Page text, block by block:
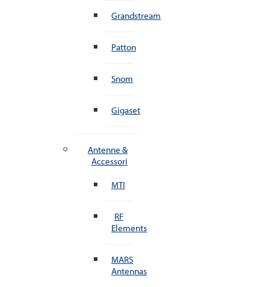
Grandstream
Patton
Snom
Gigaset
Antenne &
Accessori
MTI
RF
Elements
MARS
Antennas